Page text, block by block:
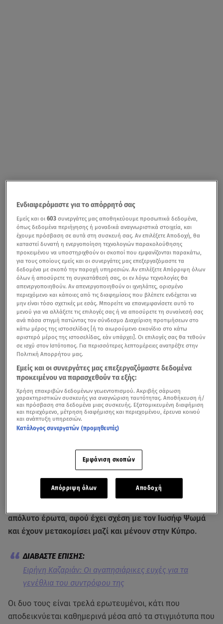
απόλυτο έρωτα, αφού έχει σχέση με τον Ιωσήφ Ψωμά
και έχουν μετακομίσει μαζί και μένουν στην Κύπρο.
Ειρήνη Καζαριάν: Οι αγαπησιάρικες ευχές για τα
γενέθλια του συντρόφου της
Οι δυο τους είναι τρελά ερωτευμένοι, κάτι που
αποδεικνύεται καθημερινά μέσα από τα στιγμιότυπα που
Ενδιαφερόμαστε για το απόρρητό σας
Εμείς και οι603 συνεργάτες μας αποθηκεύουμε προσωπικά δεδομένα,
όπως δεδομένα περιήγησης ή μοναδικά αναγνωριστικά στοιχεία, και
έχουμε πρόσβαση σε αυτά στη συσκευή σας. Αν επιλέξετε Αποδοχή, θα
καταστεί δυνατή η ενεργοποίηση τεχνολογιών παρακολούθησης
προκειμένου να υποστηριχθούν οι σκοποί που εμφανίζονται παρακάτω,
για τους οποίους εμείς και οι συνεργάτες μας επεξεργαζόμαστε τα
δεδομένα με σκοπό την παροχή υπηρεσιών. Αν επιλέξετε Απόρριψη όλων
όλων ή αποσύρετε τη συγκατάθεσή σας, οι εν λόγω τεχνολογίες θα
απενεργοποιηθούν. Αν απενεργοποιηθούν οι ιχνηλάτες, ορισμένο
περιεχόμενο και κάποιες από τις διαφημίσεις που βλέπετε ενδέχεται να
μην είναι τόσο σχετικές με εσάς. Μπορείτε να επανεμφανίσετε αυτό το
μενού για να αλλάξετε τις επιλογές σας ή να αποσύρετε τη συναίνεσή σας
ανά πάσα στιγμή πατώντας τον σύνδεσμο Διαχείριση προτιμήσεων στο
κάτω μέρος της ιστοσελίδας [ή το αιωρούμενο εικονίδιο στο κάτω
αριστερό μέρος της ιστοσελίδας, εάν υπάρχει]. Οι επιλογές σας θα τεθούν
σε ισχύ στον Ιστότοπος. Για περισσότερες λεπτομέρειες ανατρέξτε στην
Πολιτική Απορρήτου μας.
Εμείς και οι συνεργάτες μας επεξεργαζόμαστε δεδομένα
προκειμένου να παρασχεθούν τα εξής:
Χρήση επακριβών δεδομένων γεωεντοπισμού. Ακριβής σάρωση
χαρακτηριστικών συσκευής για αναγνώριση ταυτότητας. Αποθήκευση ή/
και πρόσβαση στα δεδομένα μιας συσκευής. Εξατομικευμένη διαφήμιση
και περιεχόμενο, μέτρηση διαφήμισης και περιεχομένου, έρευνα κοινού
και ανάπτυξη υπηρεσιών.
Κατάλογος συνεργατών (προμηθευτές)
Εμφάνιση σκοπών
Απόρριψη όλων Αποδοχή